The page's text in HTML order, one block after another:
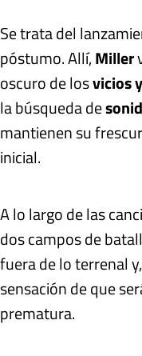
Se trata del
póstumo. Allí,Miller
oscuro de losvicios
la búsqueda de
mantienen su
inicial.
A lo largo de las
dos campos de
fuera de lo terrenal
sensación de que
prematura.